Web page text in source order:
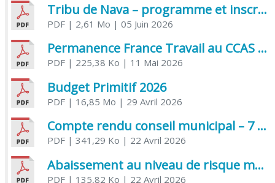
Tribu de Nava – programme et inscriptions été 2026
PDF| 2,61 Mo | 05 Juin 2026
Permanence France Travail au CCAS de Saujon Juin 2026
PDF| 225,38 Ko | 11 Mai 2026
Budget Primitif 2026
PDF| 16,85 Mo | 29 Avril 2026
Compte rendu conseil municipal – 7 avril 2026
PDF| 341,29 Ko | 22 Avril 2026
Abaissement au niveau de risque modéré de l’Influenza aviaire
PDF| 135,82 Ko | 22 Avril 2026